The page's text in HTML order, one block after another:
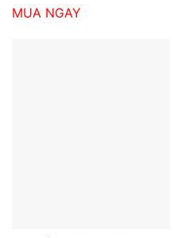
4,200,000₫.
MUA NGAY